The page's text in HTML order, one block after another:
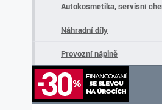
Autokosmetika, servisní
Náhradní díly
Provozní náplně